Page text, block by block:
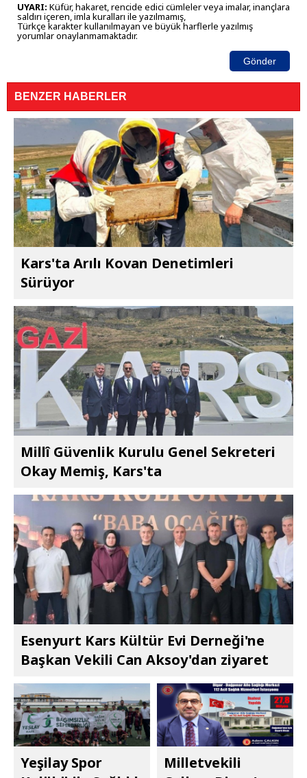
UYARI: Küfür, hakaret, rencide edici cümleler veya imalar, inançlara
saldırı içeren, imla kuralları ile yazılmamış,
Türkçe karakter kullanılmayan ve büyük harflerle yazılmış
yorumlar onaylanmamaktadır.
Gönder
BENZER HABERLER
Kars'ta Arılı Kovan Denetimleri
Sürüyor
Millî Güvenlik Kurulu Genel Sekreteri
Okay Memiş, Kars'ta
Esenyurt Kars Kültür Evi Derneği'ne
Başkan Vekili Can Aksoy'dan ziyaret
Yeşilay Spor
Milletvekili